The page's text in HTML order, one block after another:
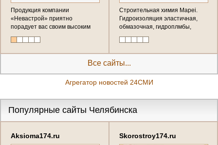
Продукция компании
«Невастрой» приятно
порадует вас своим высоким
качеством и изящным стилем.
В широком ассортименте
производителя вы сможете
найти множество вариантов
панелей, которые
производятся с учетом ваших
Челябинская область,
Челябинск)
Cтроительная химия Mapei.
Гидроизоляция эластичная,
обмазочная, гидроплмбы,
ремонтные материалы.
(Россия, Челябинская область,
Челябинск)
Все сайты...
Агрегатор новостей 24СМИ
Популярные сайты Челябинска
Aksioma174.ru Skorostroy174.ru